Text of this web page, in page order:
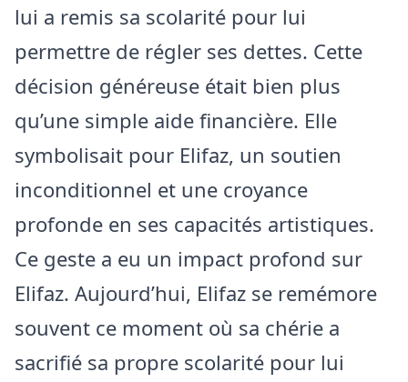
lui a remis sa scolarité pour lui
permettre de régler ses dettes. Cette
décision généreuse était bien plus
qu’une simple aide financière. Elle
symbolisait pour Elifaz, un soutien
inconditionnel et une croyance
profonde en ses capacités artistiques.
Ce geste a eu un impact profond sur
Elifaz. Aujourd’hui, Elifaz se remémore
souvent ce moment où sa chérie a
sacrifié sa propre scolarité pour lui